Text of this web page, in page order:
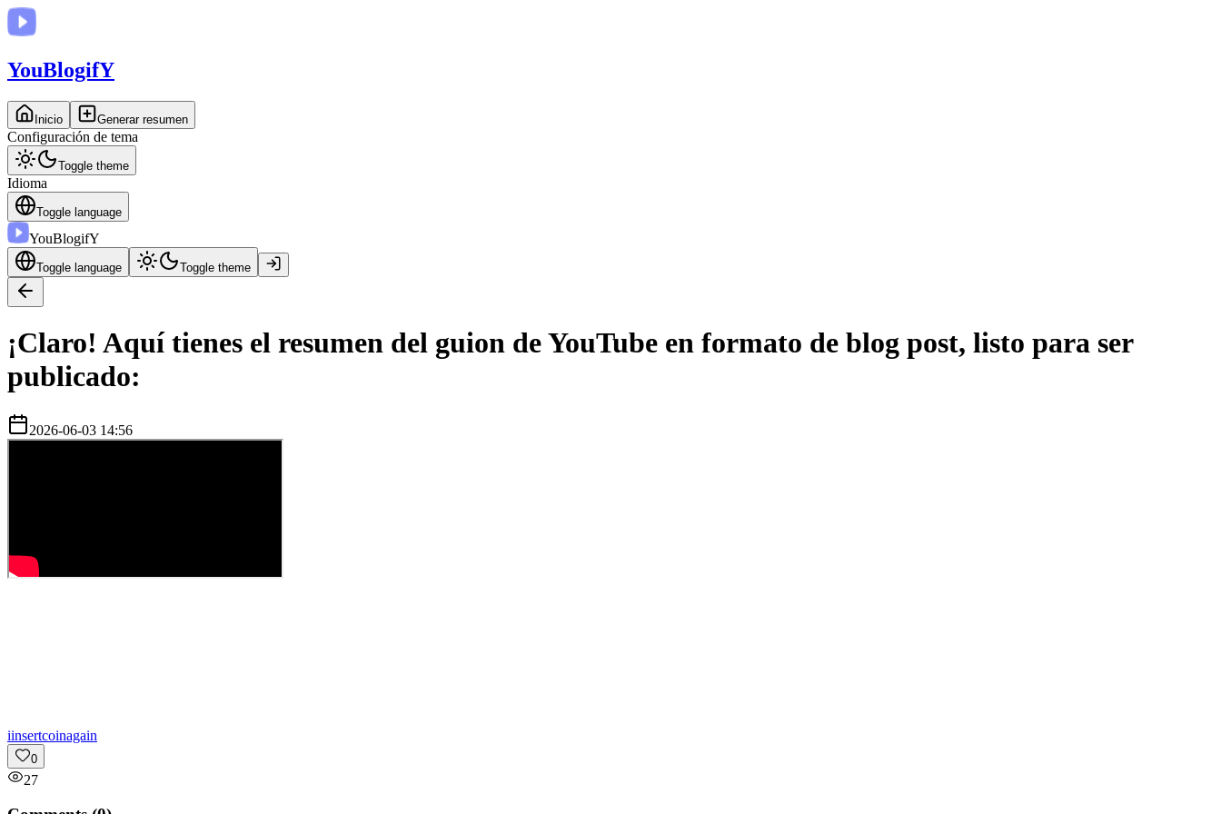
YouBlogifY
Inicio Generar resumen
Configuración de tema
Toggle theme
Idioma
Toggle language
YouBlogifY
Toggle language Toggle theme
¡Claro! Aquí tienes el resumen del guion de YouTube en formato de blog post, listo para ser
publicado:
2026-06-03 14:56
iinsertcoinagain
0
27